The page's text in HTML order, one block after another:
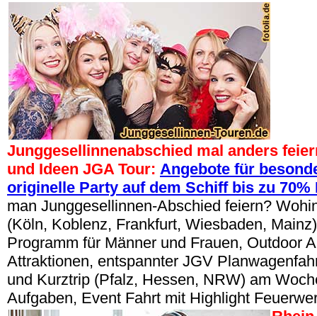
Junggesellinnenabschied mal anders
und Ideen JGA Tour: Angebote für
originelle Party auf dem Schiff bis zu 70%
man Junggesellinnen-Abschied feiern?
(Köln, Koblenz, Frankfurt, Wiesbaden,
Programm für Männer und Frauen, Outdoor
Attraktionen, entspannter JGV
und Kurztrip (Pfalz, Hessen, NRW) am
Aufgaben, Event Fahrt mit Highlight